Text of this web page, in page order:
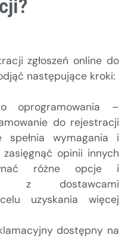
zgłoszeń online do
następujące kroki:
oprogramowania –
do rejestracji
spełnia wymagania i
opinii innych
różne opcje i
z dostawcami
uzyskania więcej
dostępny na